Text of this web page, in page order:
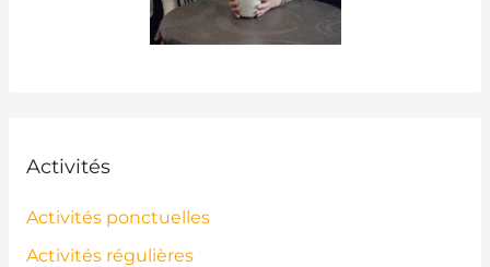
Activités
Activités ponctuelles
Activités régulières